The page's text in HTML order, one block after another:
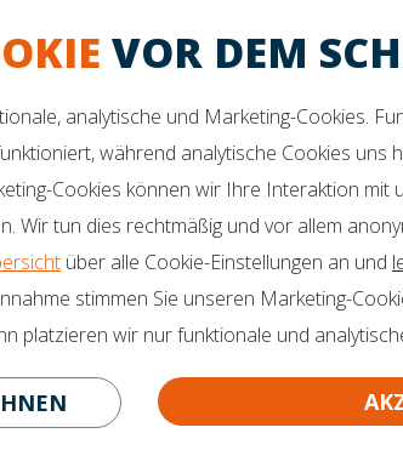
VOR DEM
analytische und Marketing-Cookies.
während analytische Cookies uns
Cookies können wir Ihre Interaktion mit
Wir tun dies rechtmäßig und vor allem
über alle Cookie-Einstellungen an und
stimmen Sie unseren Marketing-
platzieren wir nur funktionale und
Schlafklima Maximaler Komfort
SIE NOCH FRAGEN?
413-243050